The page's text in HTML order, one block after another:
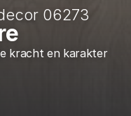
06273
kracht en karakter